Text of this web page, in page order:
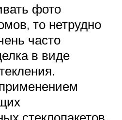
фото
то нетрудно
часто
в виде
стеклопакетов.